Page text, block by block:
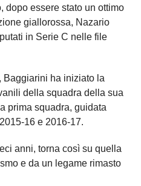
dopo essere stato un ottimo
giallorossa, Nazario
in Serie C nelle file
Baggiarini ha iniziato la
della squadra della sua
prima squadra, guidata
16 e 2016-17.
anni, torna così su quella
e da un legame rimasto